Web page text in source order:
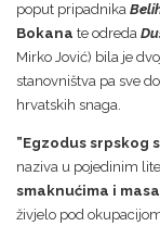
poput pripadnika
Bokana te odreda
Mirko Jović) bila je
stanovništva pa sve
hrvatskih snaga.
”Egzodus srpskog
naziva u pojedinim
smaknućima i
živjelo pod